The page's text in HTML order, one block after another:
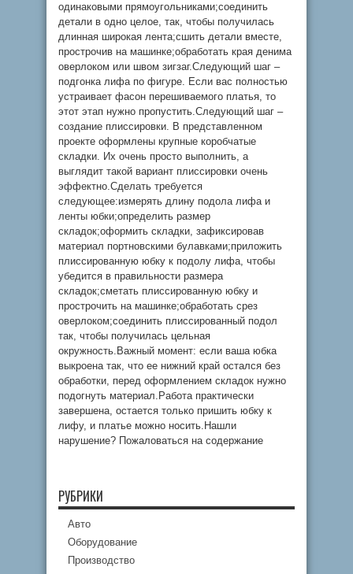
одинаковыми прямоугольниками;соединить
детали в одно целое, так, чтобы получилась
длинная широкая лента;сшить детали вместе,
прострочив на машинке;обработать края денима
оверлоком или швом зигзаг.Следующий шаг –
подгонка лифа по фигуре. Если вас полностью
устраивает фасон перешиваемого платья, то
этот этап нужно пропустить.Следующий шаг –
создание плиссировки. В представленном
проекте оформлены крупные коробчатые
складки. Их очень просто выполнить, а
выглядит такой вариант плиссировки очень
эффектно.Сделать требуется
следующее:измерять длину подола лифа и
ленты юбки;определить размер
складок;оформить складки, зафиксировав
материал портновскими булавками;приложить
плиссированную юбку к подолу лифа, чтобы
убедится в правильности размера
складок;сметать плиссированную юбку и
прострочить на машинке;обработать срез
оверлоком;соединить плиссированный подол
так, чтобы получилась цельная
окружность.Важный момент: если ваша юбка
выкроена так, что ее нижний край остался без
обработки, перед оформлением складок нужно
подогнуть материал.Работа практически
завершена, остается только пришить юбку к
лифу, и платье можно носить.Нашли
нарушение? Пожаловаться на содержание
РУБРИКИ
Авто
Оборудование
Производство